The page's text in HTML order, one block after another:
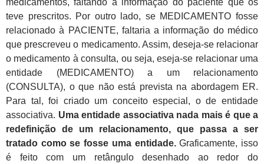
medicamentos, faltando a informação do paciente que os
teve prescritos. Por outro lado, se MEDICAMENTO fosse
relacionado à PACIENTE, faltaria a informação do médico
que prescreveu o medicamento. Assim, deseja-se relacionar
o medicamento à consulta, ou seja, eseja-se relacionar uma
entidade (MEDICAMENTO) a um relacionamento
(CONSULTA), o que não está prevista na abordagem ER.
Para tal, foi criado um conceito especial, o de entidade
associativa. Uma entidade associativa nada mais é que a
redefinição de um relacionamento, que passa a ser
tratado como se fosse uma entidade.Graficamente, isso
é feito com um retângulo desenhado ao redor do